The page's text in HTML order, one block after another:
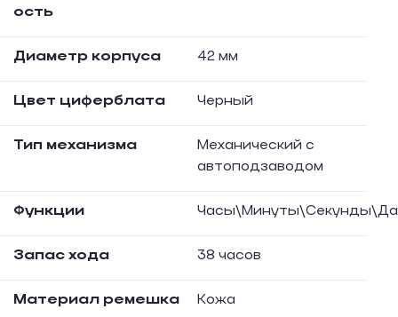
ость
Диаметр корпуса 42 мм
Цвет циферблата Черный
Тип механизма
Механический с
автоподзаводом
Функции
Запас хода 38 часов
Материал ремешка Кожа